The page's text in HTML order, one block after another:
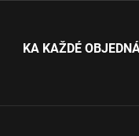
KA KAŽDÉ